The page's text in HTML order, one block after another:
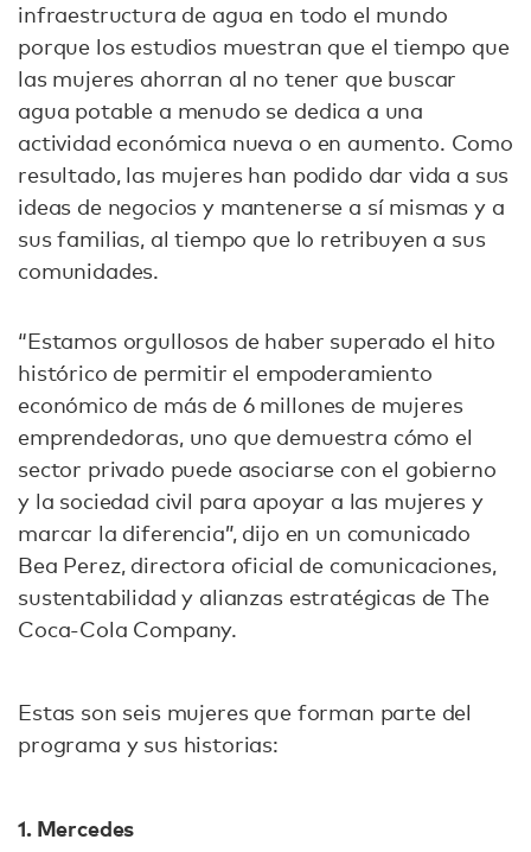
infraestructura de agua en todo el mundo
porque los estudios muestran que el tiempo que
las mujeres ahorran al no tener que buscar
agua potable a menudo se dedica a una
actividad económica nueva o en aumento. Como
resultado, las mujeres han podido dar vida a sus
ideas de negocios y mantenerse a sí mismas y a
sus familias, al tiempo que lo retribuyen a sus
comunidades.
“Estamos orgullosos de haber superado el hito
histórico de permitir el empoderamiento
económico de más de 6 millones de mujeres
emprendedoras, uno que demuestra cómo el
sector privado puede asociarse con el gobierno
y la sociedad civil para apoyar a las mujeres y
marcar la diferencia”, dijo en un comunicado
Bea Perez, directora oficial de comunicaciones,
sustentabilidad y alianzas estratégicas de The
Coca-Cola Company.
Estas son seis mujeres que forman parte del
programa y sus historias:
1. Mercedes